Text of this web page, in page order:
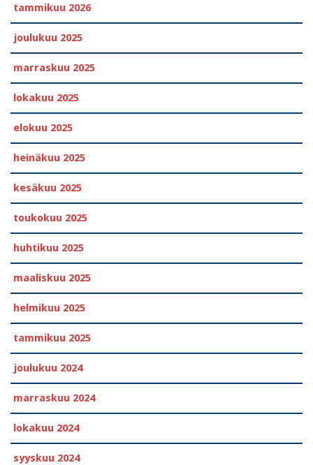
tammikuu 2026
joulukuu 2025
marraskuu 2025
lokakuu 2025
elokuu 2025
heinäkuu 2025
kesäkuu 2025
toukokuu 2025
huhtikuu 2025
maaliskuu 2025
helmikuu 2025
tammikuu 2025
joulukuu 2024
marraskuu 2024
lokakuu 2024
syyskuu 2024